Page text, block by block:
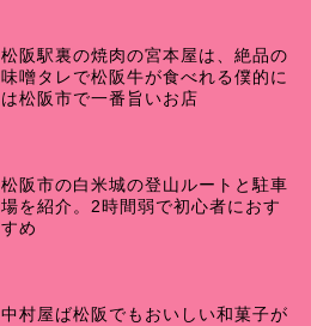
松阪駅裏の焼肉の宮本屋は、絶品の
味噌タレで松阪牛が食べれる僕的に
は松阪市で一番旨いお店
松阪市の白米城の登山ルートと駐車
場を紹介。2時間弱で初心者におす
すめ
中村屋ば松阪でもおいしい和菓子が